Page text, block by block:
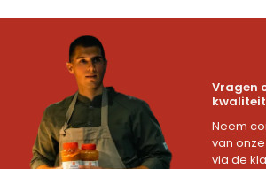
Vragen
Neem
van
via de